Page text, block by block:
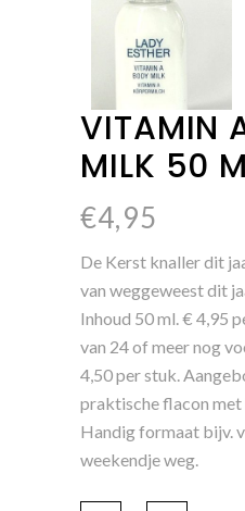
VITAMIN
MILK 50
€4,95
De Kerst knaller dit
van weggeweest dit
Inhoud 50 ml. € 4,95
van 24 of meer nog
4,50 per stuk.
praktische flacon met
Handig formaat bijv.
weekendje weg.